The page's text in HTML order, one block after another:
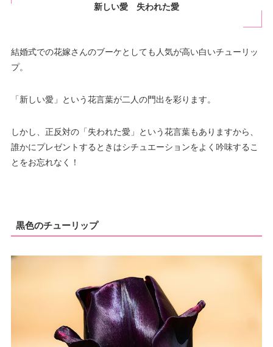
新しい愛 失われた愛
結婚式での花嫁さんのブーケとしても人気が高い白いチューリッ
プ。
「新しい愛」という花言葉が二人の門出を彩ります。
しかし、正反対の「失われた愛」という花言葉もありますから、
誰かにプレゼントするときはシチュエーションをよく吟味するこ
とをお忘れなく！
黒色のチューリップ